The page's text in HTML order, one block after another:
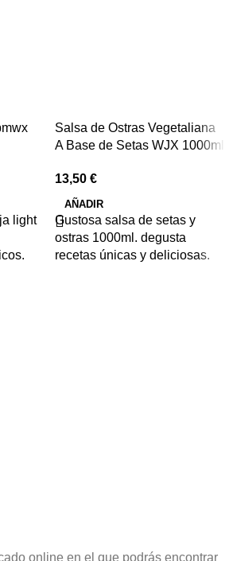
light
Salsa de Ostras Vegetaliana
A Base de Setas WJX 1000ml
13,50 €
AÑADIR
Gustosa salsa de setas y
ostras 1000ml. degusta
recetas únicas y deliciosas.
online en el que podrás encontrar